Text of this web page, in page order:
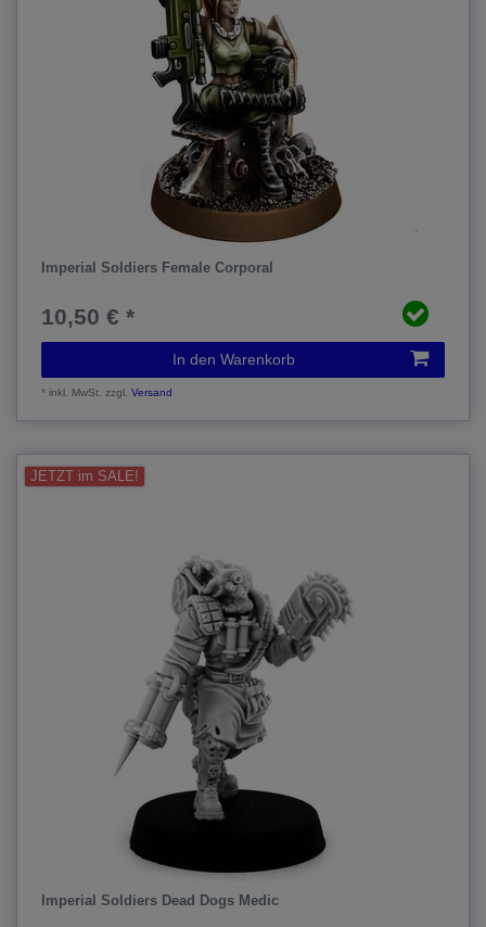
Imperial Soldiers Female Corporal
10,50 € *
In den Warenkorb
*inkl. MwSt. zzgl.Versand
JETZT im SALE!
Imperial Soldiers Dead Dogs Medic